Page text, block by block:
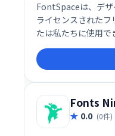
FontSpaceは、デ
ライセンスされたフ
たは私たちに使用
たのサイトにコピ
ーシャルメディアの
Fonts
0.0 (0件)